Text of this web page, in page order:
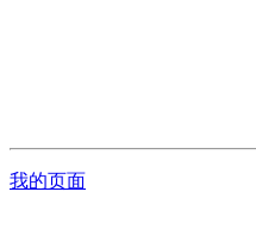
我的页面